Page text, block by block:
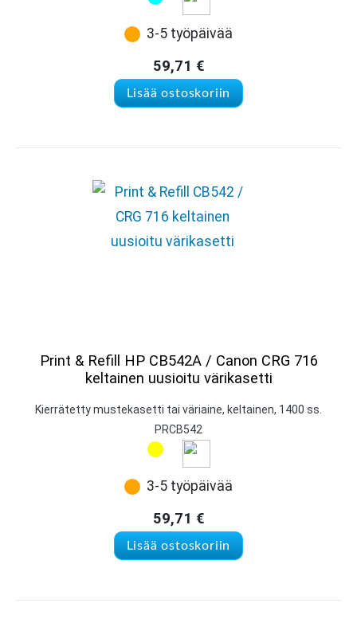
3-5 työpäivää
59,71 €
Lisää ostoskoriin
Print & Refill HP CB542A / Canon CRG 716
keltainen uusioitu värikasetti
Kierrätetty mustekasetti tai väriaine, keltainen, 1400 ss.
PRCB542
3-5 työpäivää
59,71 €
Lisää ostoskoriin